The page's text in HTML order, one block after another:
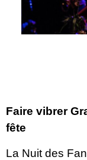
Faire vibrer
fête
La Nuit des